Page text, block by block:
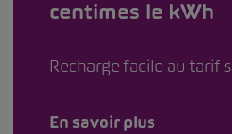
centimes le kWh
Recharge facile au tarif
En savoir plus